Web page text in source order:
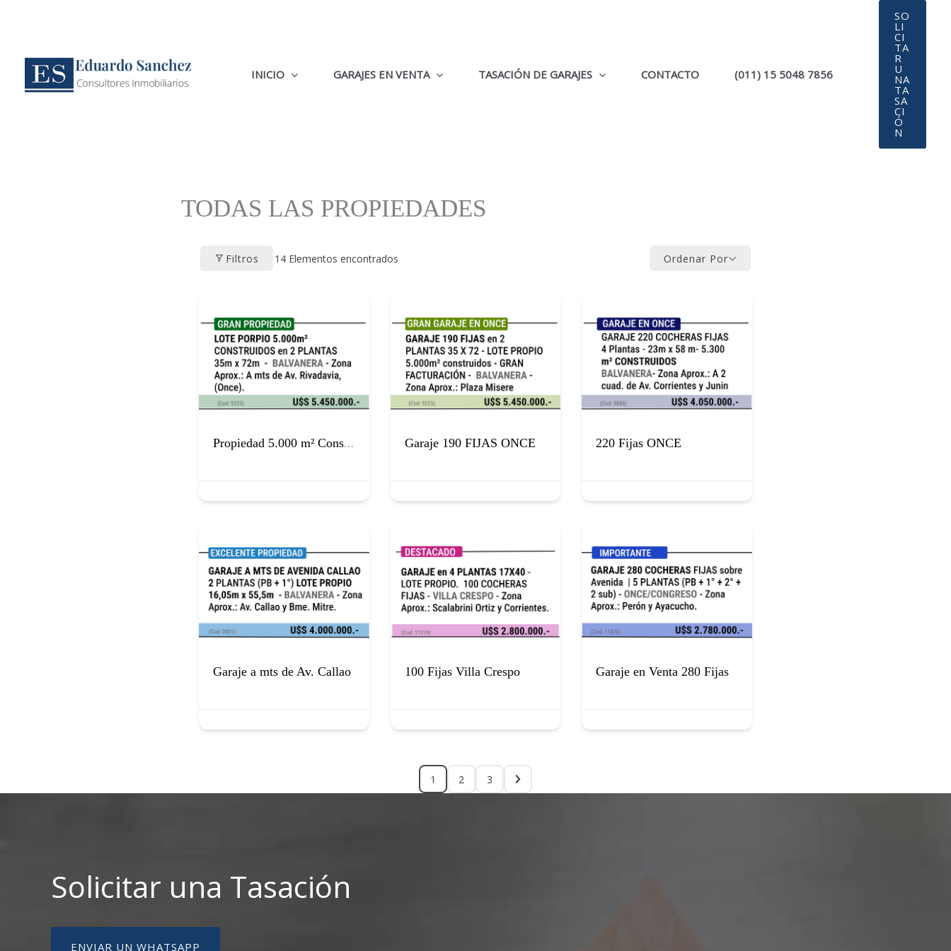
INICIO GARAJES EN VENTA TASACIÓN DE GARAJES CONTACTO (011) 15 5048 7856
SO
LI
CI
TA
R
U
NA
TA
SA
CI
Ó
N
TODAS LAS PROPIEDADES
Filtros 14 Elementos encontrados Ordenar Por
P
ropiedad 5.000 m² Construidos Garaje 190 FIJAS ONCE 220 Fijas ONCE
Garaje a mts de Av. Callao 100 Fijas Villa Crespo Garaje en Venta 280 Fijas
1 2 3
Solicitar una Tasación
ENVIAR UN WHATSAPP